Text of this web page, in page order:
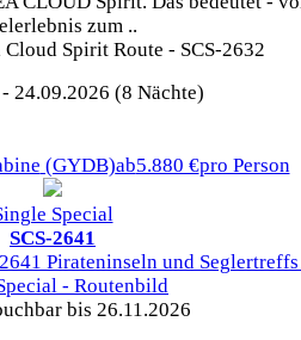
zum ..
Cloud Spirit Route - SCS-2632
24.09.2026 (8 Nächte)
(GYDB)ab5.880 €pro Person
Special
SCS-2641
bis 26.11.2026